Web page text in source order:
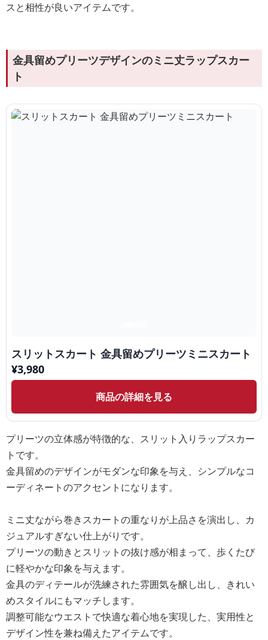
スと相性が良いアイテムです。
金具留めプリーツデザインのミニ丈ラップスカー
ト
スリットスカート 金具留めプリーツミニスカート
¥3,980
商品の詳細を見る
プリーツの立体感が特徴的な、スリット入りラップスカー
トです。
金具留めのデザインがモダンな印象を与え、シンプルなコ
ーディネートのアクセントになります。
ミニ丈ながら巻きスカートの重なりが上品さを演出し、カ
ジュアルすぎない仕上がりです。
プリーツの動きとスリットの抜け感が相まって、歩くたび
に軽やかな印象を与えます。
金具のディテールが洗練された雰囲気を醸し出し、きれい
めスタイルにもマッチします。
調整可能なウエストで快適な着心地を実現した、実用性と
デザイン性を兼ね備えたアイテムです。